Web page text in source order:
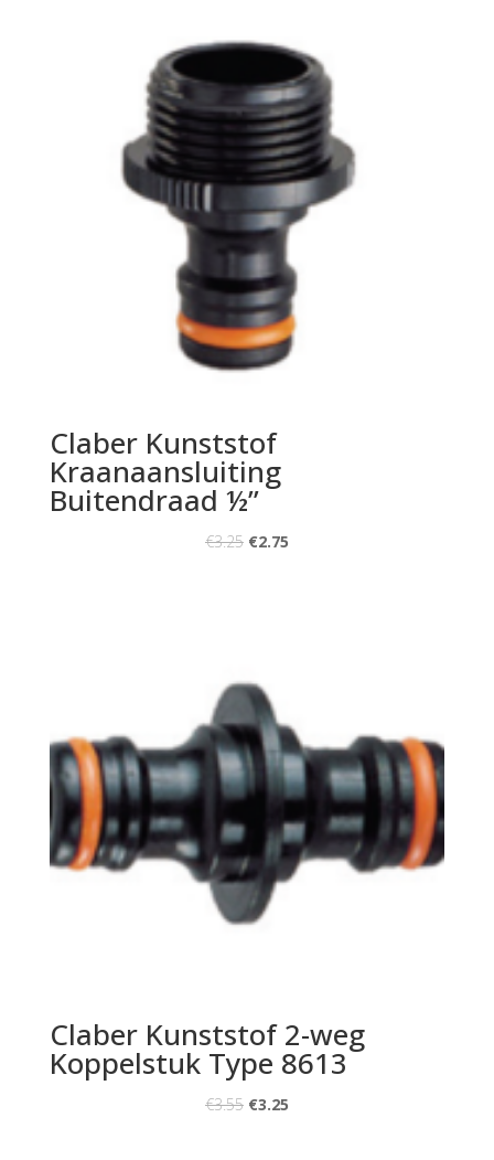
Claber Kunststof
Kraanaansluiting
Buitendraad ½”
€3.25 €2.75
Claber Kunststof 2-weg
Koppelstuk Type 8613
€3.55 €3.25